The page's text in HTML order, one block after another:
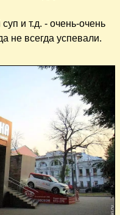
и т.д. - очень-очень
не всегда успевали.